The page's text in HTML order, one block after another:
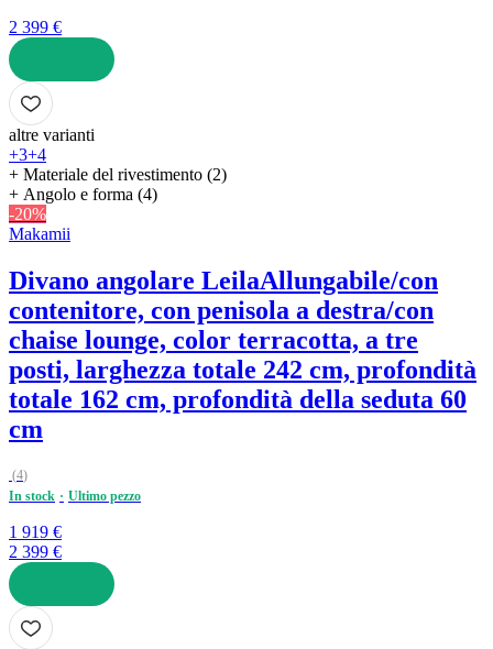
2 399 €
AGGIUNGI
altre varianti
+3+4
+ Materiale del rivestimento (2)
+ Angolo e forma (4)
-20%
Makamii
Divano angolare LeilaAllungabile/con
contenitore, con penisola a destra/con
chaise lounge, color terracotta, a tre
posti, larghezza totale 242 cm, profondità
totale 162 cm, profondità della seduta 60
cm
(4)
In stock
Ultimo pezzo
1 919 €
2 399 €
AGGIUNGI